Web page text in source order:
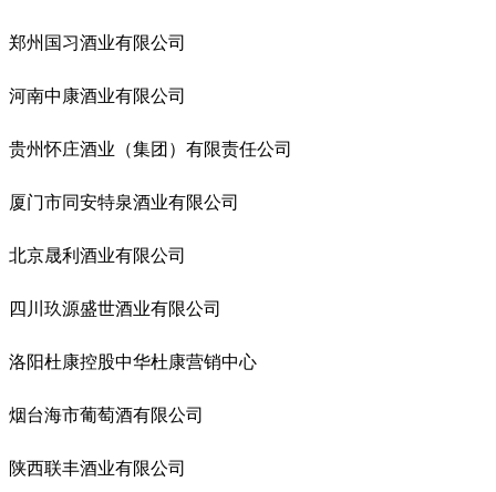
郑州国习酒业有限公司
河南中康酒业有限公司
贵州怀庄酒业（集团）有限责任公司
厦门市同安特泉酒业有限公司
北京晟利酒业有限公司
四川玖源盛世酒业有限公司
洛阳杜康控股中华杜康营销中心
烟台海市葡萄酒有限公司
陕西联丰酒业有限公司